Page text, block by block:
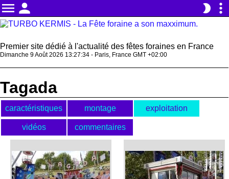
menu person brightness_2 more_vert
Premier site dédié à l'actualité des fêtes foraines en France
Dimanche 9 Août 2026 13:27:34 - Paris, France GMT +02:00
Tagada
caractéristiques montage exploitation
vidéos commentaires